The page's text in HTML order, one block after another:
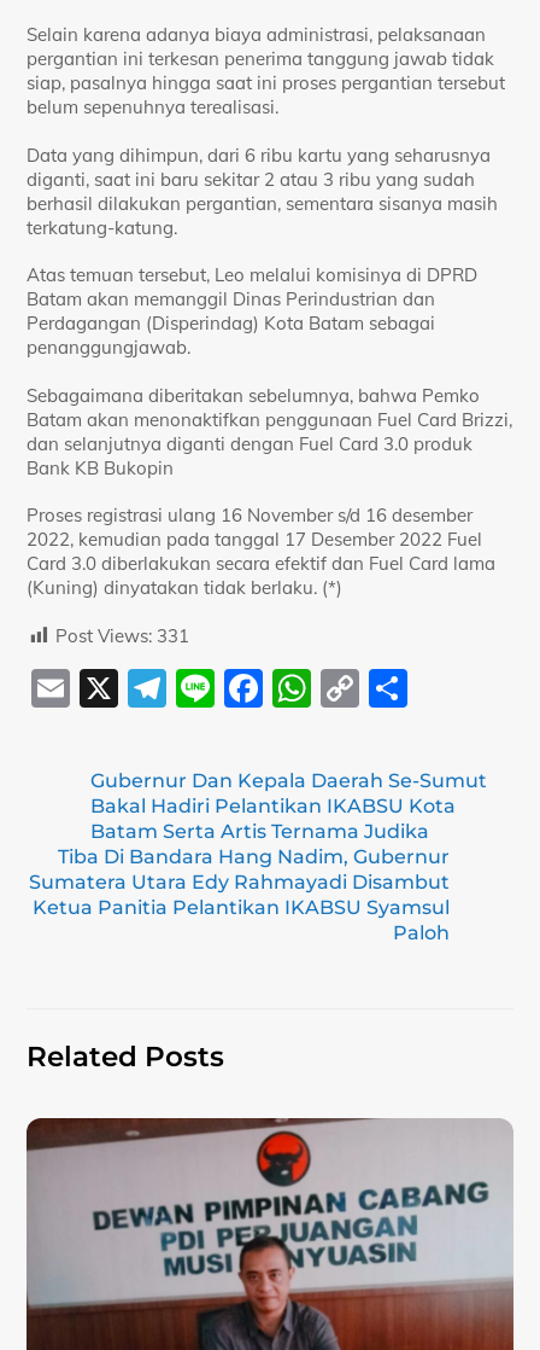
Selain karena adanya biaya administrasi, pelaksanaan
pergantian ini terkesan penerima tanggung jawab tidak
siap, pasalnya hingga saat ini proses pergantian tersebut
belum sepenuhnya terealisasi.
Data yang dihimpun, dari 6 ribu kartu yang seharusnya
diganti, saat ini baru sekitar 2 atau 3 ribu yang sudah
berhasil dilakukan pergantian, sementara sisanya masih
terkatung-katung.
Atas temuan tersebut, Leo melalui komisinya di DPRD
Batam akan memanggil Dinas Perindustrian dan
Perdagangan (Disperindag) Kota Batam sebagai
penanggungjawab.
Sebagaimana diberitakan sebelumnya, bahwa Pemko
Batam akan menonaktifkan penggunaan Fuel Card Brizzi,
dan selanjutnya diganti dengan Fuel Card 3.0 produk
Bank KB Bukopin
Proses registrasi ulang 16 November s/d 16 desember
2022, kemudian pada tanggal 17 Desember 2022 Fuel
Card 3.0 diberlakukan secara efektif dan Fuel Card lama
(Kuning) dinyatakan tidak berlaku. (*)
Post Views: 331
E
ai
X
T
e
gr
a
m
Li
e
F
c
e
b
o
o
W
at
s
A
p
p
C
p
y
Li
n
k
ar
e
Gubernur Dan Kepala Daerah Se-Sumut
Bakal Hadiri Pelantikan IKABSU Kota
Batam Serta Artis Ternama Judika
Tiba Di Bandara Hang Nadim, Gubernur
Sumatera Utara Edy Rahmayadi Disambut
Ketua Panitia Pelantikan IKABSU Syamsul
Paloh
Related Posts